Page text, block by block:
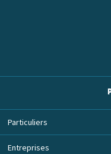
Particuliers
Entreprises